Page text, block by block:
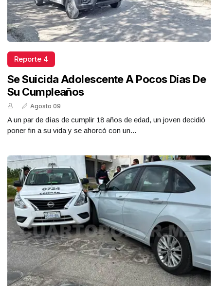
Reporte 4
Se Suicida Adolescente A Pocos Días De
Su Cumpleaños
Agosto 09
A un par de días de cumplir 18 años de edad, un joven decidió
poner fin a su vida y se ahorcó con un...